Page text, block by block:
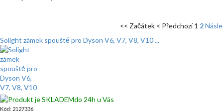
<< Začátek < Předchozí 1 2
Solight zámek spouště pro Dyson V6, V7, V8, V10 ...
do 24h u Vás
Kód: 2127336